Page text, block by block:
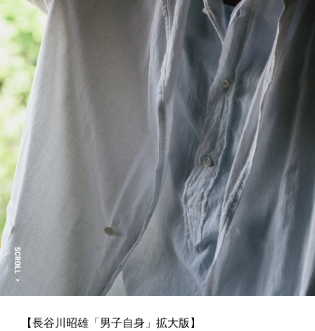
【長谷川昭雄「男子自身」拡大版】